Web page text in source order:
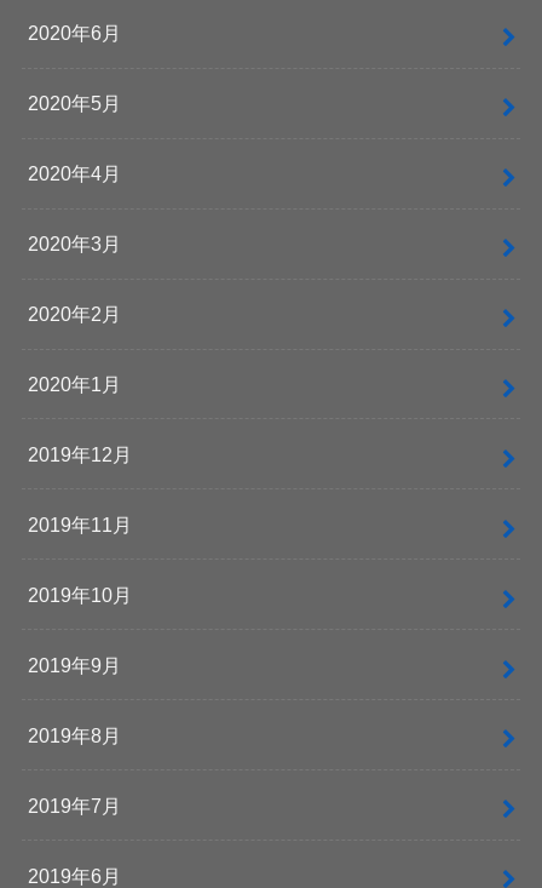
2020年6月
2020年5月
2020年4月
2020年3月
2020年2月
2020年1月
2019年12月
2019年11月
2019年10月
2019年9月
2019年8月
2019年7月
2019年6月